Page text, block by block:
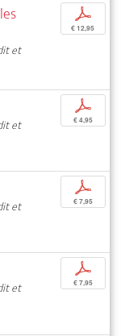
et
p
€ 12,95
et
p
€ 4,95
et
p
€ 7,95
et
p
€ 7,95